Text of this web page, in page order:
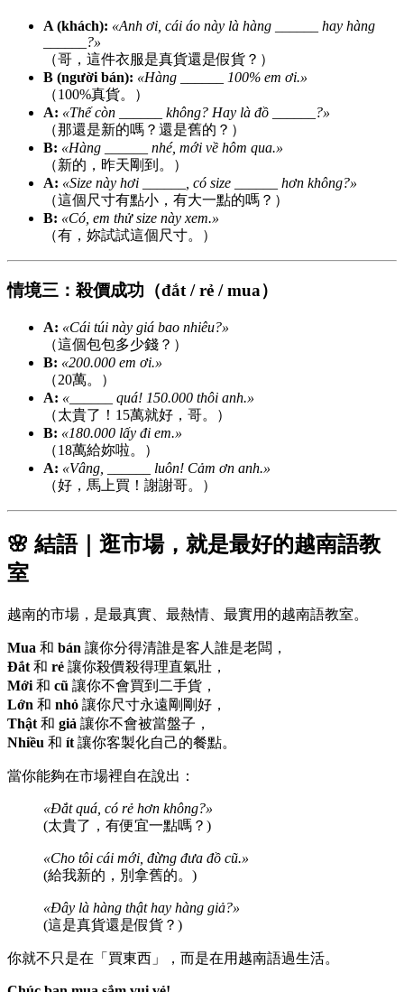
A (khách): «Anh ơi, cái áo này là hàng ______ hay hàng
______?»
（哥，這件衣服是真貨還是假貨？）
B (người bán): «Hàng ______ 100% em ơi.»
（100%真貨。）
A: «Thế còn ______ không? Hay là đồ ______?»
（那還是新的嗎？還是舊的？）
B: «Hàng ______ nhé, mới về hôm qua.»
（新的，昨天剛到。）
A: «Size này hơi ______, có size ______ hơn không?»
（這個尺寸有點小，有大一點的嗎？）
B: «Có, em thử size này xem.»
（有，妳試試這個尺寸。）
情境三：殺價成功（đắt / rẻ / mua）
A: «Cái túi này giá bao nhiêu?»
（這個包包多少錢？）
B: «200.000 em ơi.»
（20萬。）
A: «______ quá! 150.000 thôi anh.»
（太貴了！15萬就好，哥。）
B: «180.000 lấy đi em.»
（18萬給妳啦。）
A: «Vâng, ______ luôn! Cảm ơn anh.»
（好，馬上買！謝謝哥。）
🌸 結語｜逛市場，就是最好的越南語教
室
越南的市場，是最真實、最熱情、最實用的越南語教室。
Mua 和 bán 讓你分得清誰是客人誰是老闆，
Đắt 和 rẻ 讓你殺價殺得理直氣壯，
Mới 和 cũ 讓你不會買到二手貨，
Lớn 和 nhỏ 讓你尺寸永遠剛剛好，
Thật 和 giả 讓你不會被當盤子，
Nhiều 和 ít 讓你客製化自己的餐點。
當你能夠在市場裡自在說出：
«Đắt quá, có rẻ hơn không?»
(太貴了，有便宜一點嗎？)
«Cho tôi cái mới, đừng đưa đồ cũ.»
(給我新的，別拿舊的。)
«Đây là hàng thật hay hàng giả?»
(這是真貨還是假貨？)
你就不只是在「買東西」，而是在用越南語過生活。